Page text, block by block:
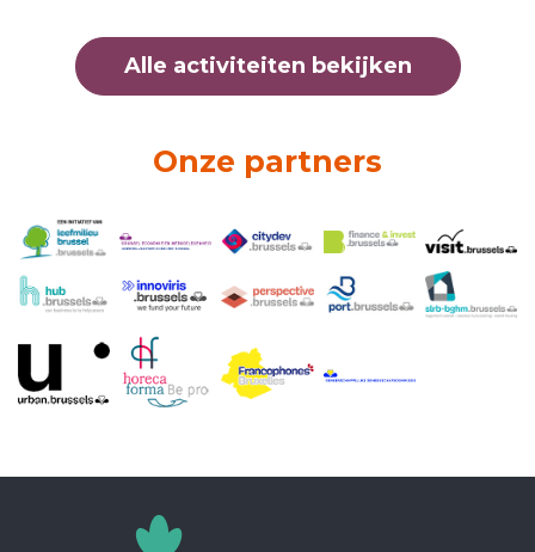
Alle activiteiten bekijken
Onze partners